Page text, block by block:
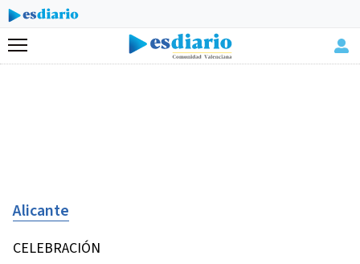
Menú
Alicante
CELEBRACIÓN